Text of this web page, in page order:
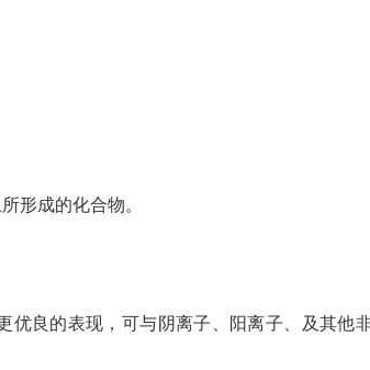
形成的化合物。
良的表现，可与阴离子、阳离子、及其